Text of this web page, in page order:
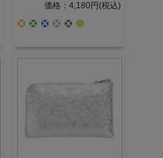
価格：4,180円(税込)